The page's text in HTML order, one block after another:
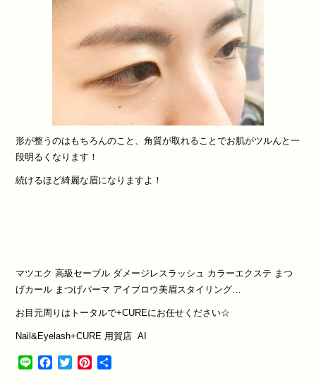
形が整うのはもちろんのこと、角質が取れることでお肌がツルんと一
段明るくなります！
続けるほど綺麗な眉になりますよ！
マツエク 高級セーブル ダメージレスラッシュ カラーエクステ まつ
げカール まつげパーマ アイブロウ美眉スタイリング…
お目元周りはトータルで+CUREにお任せください☆
Nail&Eyelash+CURE 用賀店 AI
Line Facebook
TwitterPinterest